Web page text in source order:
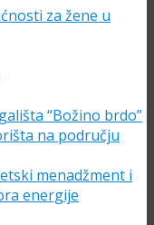
za žene u
“Božino brdo”
na području
menadžment i
energije